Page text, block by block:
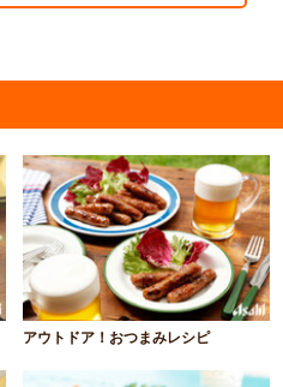
アウトドア！おつまみレシピ